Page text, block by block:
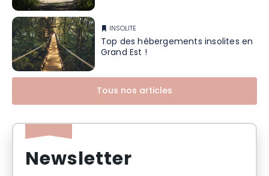
INSOLITE
Top des hébergements insolites en
Grand Est !
Tous nos articles
Newsletter